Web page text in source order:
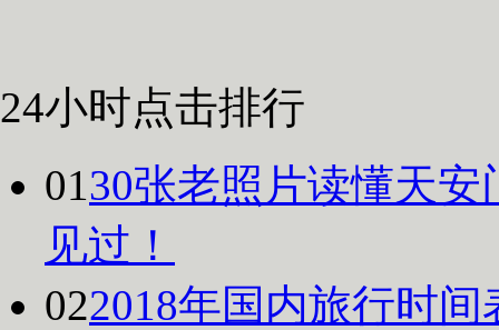
24小时点击排行
0130张老照片读懂天
见过！
022018年国内旅行时